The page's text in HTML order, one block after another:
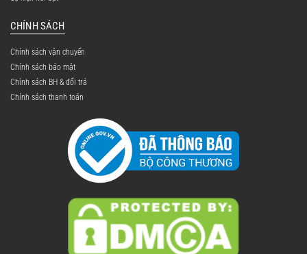
CHÍNH SÁCH
Chính sách vận chuyển
Chính sách bảo mật
Chính sách BH & đổi trả
Chính sách thanh toán